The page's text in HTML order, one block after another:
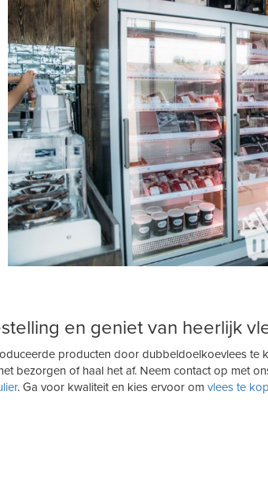
en geniet van heerlijk
producten door dubbeldoelkoevlees
bezorgen of haal het af. Neem contact op met
. Ga voor kwaliteit en kies ervoor om vlees te